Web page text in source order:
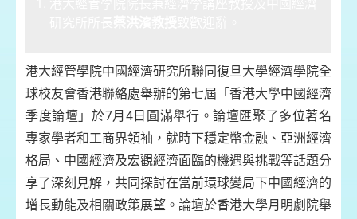
港大經管學院中國經濟研究所聯同復旦大學經濟學院全
球校友會香港聯絡處舉辦的第七屆「香港大學中國經濟
季度論壇」於7月4日圓滿舉行。論壇匯聚了多位著名
專家學者和工商界領袖，就時下穩定幣金融、亞洲經濟
格局、中國經濟及宏觀經濟面臨的機遇與挑戰等話題分
享了深刻見解，共同探討在當前環球變局下中國經濟的
增長動能及相關政策展望。論壇於香港大學月明劇院舉